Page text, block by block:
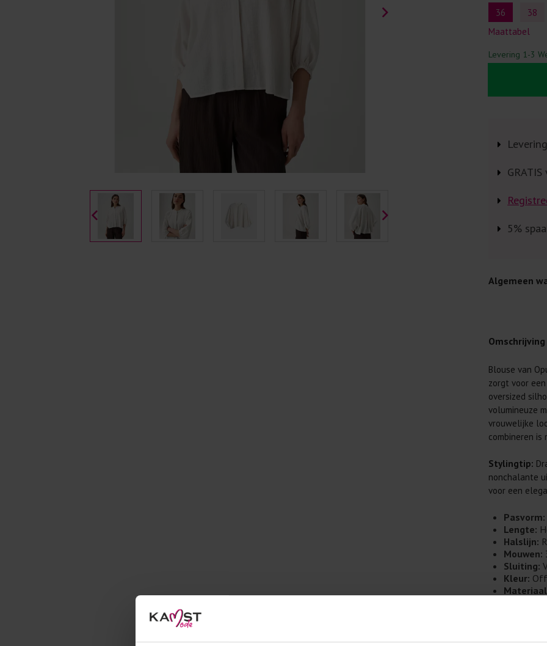
36
38
Maattabel
Levering 1-3
5%
Algemeen
Je wilt
Daarom
Lees altijd
Was
buitenkant.
Wees
genoeg.
Was zo
Doe de
kreuken/
Gebruik
artikelen
Selecteer
wasmiddel.
Omschrijving
Blouse van
zorgt voor
oversized
volumineuze
vrouwelijke
combineren
Stylingtip:
nonchalante
voor een
Pasvorm:
Lengte:
Halslijn:
Mouwen:
Sluiting:
Kleur: